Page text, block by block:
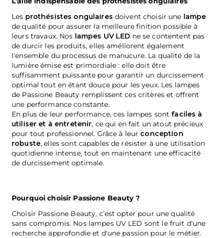
Les prothésistes ongulaires doivent choisir une lampe
de qualité pour assurer la meilleure finition possible à
leurs travaux. Nos lampes UV LED ne se contentent pas
de durcir les produits, elles améliorent également
l'ensemble du processus de manucure. La qualité de la
lumière émise est primordiale : elle doit être
suffisamment puissante pour garantir un durcissement
optimal tout en étant douce pour les yeux. Les lampes
de Passione Beauty remplissent ces critères et offrent
une performance constante.
En plus de leur performance, ces lampes sont faciles à
utiliser et à entretenir, ce qui en fait un atout précieux
pour tout professionnel. Grâce à leur conception
robuste, elles sont capables de résister à une utilisation
quotidienne intense, tout en maintenant une efficacité
de durcissement optimale.
Pourquoi choisir Passione Beauty ?
Choisir Passione Beauty, c’est opter pour une qualité
sans compromis. Nos lampes UV LED sont le fruit d'une
recherche approfondie et d'une passion pour le métier.